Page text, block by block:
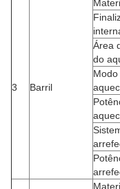
c. Dispositivo especial
aberto, grande
d. A caixa de
eficiência, com baixo
e. O sistema de
inteligente, para
personalizados do
4.Lista de
Sistema de